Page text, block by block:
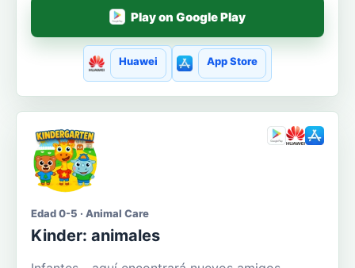
Play on Google Play
Huawei App Store
Edad 0-5 · Animal Care
Kinder: animales